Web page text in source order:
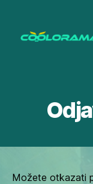
Možete otkazati